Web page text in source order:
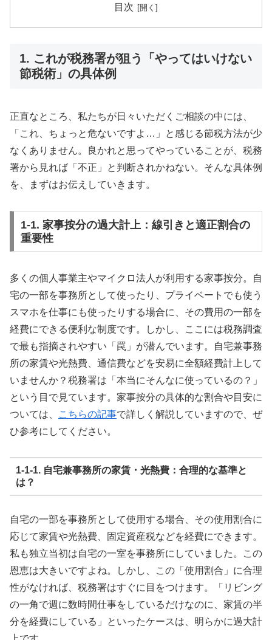
目次
1. これが税務署が狙う「やってはいけない
節税術」の具体例
正直なところ、私たちが日々いただくご相談の中には、
「これ、ちょっと危ないですよ…」と感じる節税方法が少
なくありません。良かれと思ってやっていることが、税務
署から見れば「不正」と判断されかねない。そんな具体例
を、まずはお伝えしていきます。
1-1. 家事按分の過大計上：線引きと適正割合の
重要性
多くの個人事業主やマイクロ法人が利用する家事按分。自
宅の一部を事務所として使ったり、プライベートでも使う
スマホを仕事にも使ったりする場合に、その費用の一部を
経費にできる便利な制度です。しかし、ここには税務調査
で最も指摘されやすい「罠」が潜んでいます。自宅兼事務
所の家賃や光熱費、通信費などを安易に全額経費計上して
いませんか？税務署は「本当にそんなに使っているの？」
という目で見ています。家事按分の具体的な割合や目安に
ついては、
こちらの記事で詳しく解説していますので、ぜ
ひ参考にしてください。
1-1-1. 自宅兼事務所の家賃・光熱費：合理的な基準と
は？
自宅の一部を事務所として使用する場合、その使用割合に
応じて家賃や光熱費、固定資産税などを経費にできます。
私も独立当初は自宅の一室を事務所にしていました。この
恩恵は大きいですよね。しかし、この「使用割合」に合理
性がなければ、税務署はすぐに目をつけます。「リビング
の一角で週に数時間仕事をしているだけなのに、家賃の半
分を経費にしている」といったケースは、明らかに過大計